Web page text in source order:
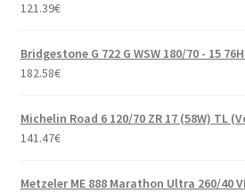
121.39€
Bridgestone G 722 G WSW 180/70 - 15
182.58€
Michelin Road 6 120/70 ZR 17 (58W) TL
141.47€
Metzeler ME 888 Marathon Ultra 260/40